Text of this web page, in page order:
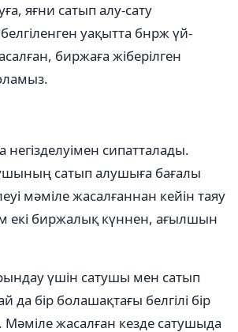
яғни сатып алу-сату
уақытта бнрж үй-
биржаға жіберілген
сипатталады.
сатып алушыға бағалы
мәміле жасалғаннан кейін таяу
екі биржалық күннен, ағылшын
үшін сатушы мен сатып
бір болашақтағы белгілі бір
жасалған кезде сатушыда